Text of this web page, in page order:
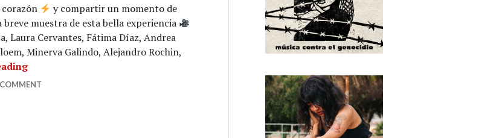
y compartir un momento de
breve muestra de esta bella experiencia
Laura Cervantes, Fátima Díaz, Andrea
Minerva Galindo, Alejandro Rochin,
Noche Franca 2da Edición – Bohemia para conectar visiones y emociones